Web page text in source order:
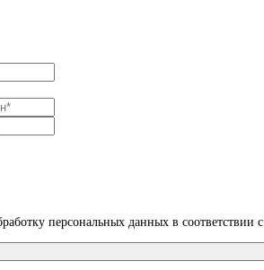
персональных данных в соответствии с